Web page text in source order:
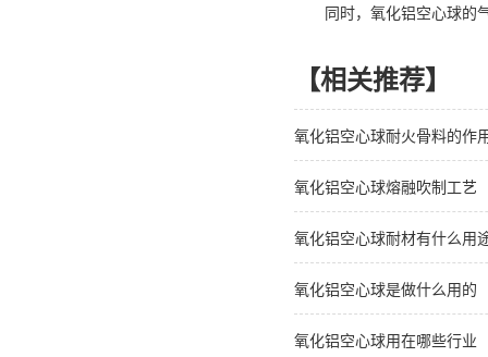
同时，氧化铝空心球的气
【相关推荐】
氧化铝空心球耐火骨料的作
氧化铝空心球熔融吹制工艺
氧化铝空心球耐材有什么用
氧化铝空心球是做什么用的
氧化铝空心球用在哪些行业